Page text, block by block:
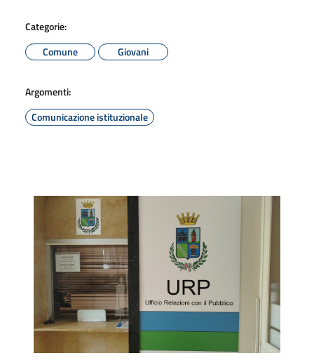
Categorie:
Comune
Giovani
Argomenti:
Comunicazione istituzionale